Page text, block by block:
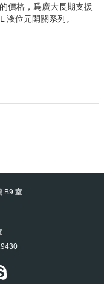
價格，爲廣大長期支援
液位元開關系列。
B9 室